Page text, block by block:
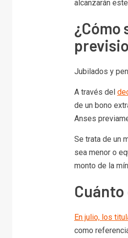
alcanzarán
Jubilados y
A través del
de un bono
Anses
Se trata de un
sea menor o
monto de la
En julio, los
como